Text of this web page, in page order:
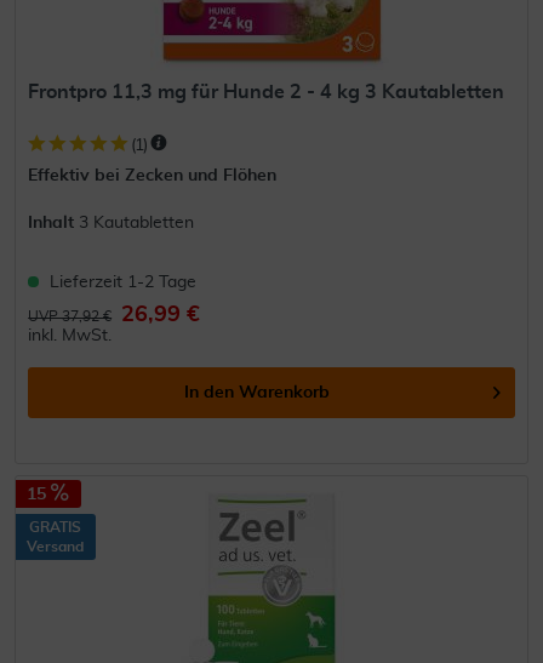
Frontpro 11,3 mg für Hunde 2 - 4 kg 3 Kautabletten
(1)
Effektiv bei Zecken und Flöhen
Inhalt 3 Kautabletten
Lieferzeit 1-2 Tage
UVP 37,92 € 26,99 €
inkl. MwSt.
In den Warenkorb
15
GRATIS
Versand